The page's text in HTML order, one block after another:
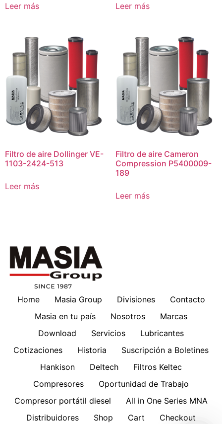
Leer más Leer más
Filtro de aire Dollinger VE-
1103-2424-513
Leer más
Filtro de aire Cameron
Compression P5400009-
189
Leer más
Home Masia Group Divisiones
Contacto
Masia en tu país
Nosotros
Marcas
Download
Servicios
Lubricantes
Cotizaciones
Historia
Suscripción a Boletines
Hankison
Deltech
Filtros Keltec
Compresores
Oportunidad de Trabajo
Compresor portátil diesel
All in One Series MNA
Distribuidores
Shop Cart Checkout